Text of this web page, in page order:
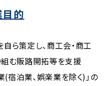
的
ら策定し、商工会・商工
む販路開拓等を支援
宿泊業、娯楽業を除く)」の